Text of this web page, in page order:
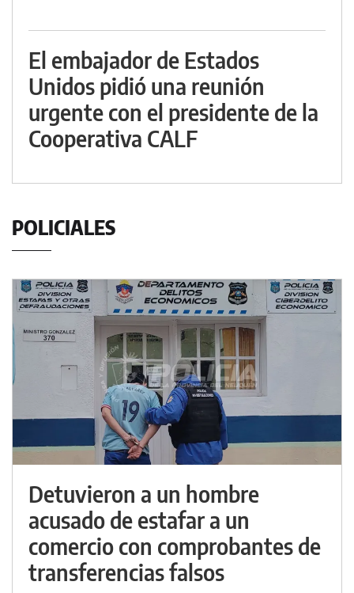
El embajador de Estados
Unidos pidió una reunión
urgente con el presidente de la
Cooperativa CALF
POLICIALES
Detuvieron a un hombre
acusado de estafar a un
comercio con comprobantes de
transferencias falsos